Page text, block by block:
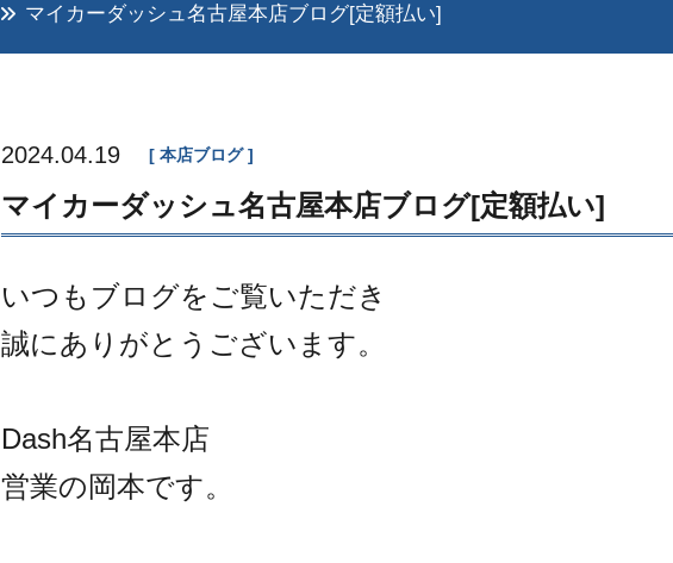
マイカーダッシュ名古屋本店ブログ[定額払い]
2024.04.19 本店ブログ
マイカーダッシュ名古屋本店ブログ[定額払い]
いつもブログをご覧いただき
誠にありがとうございます。
Dash名古屋本店
営業の岡本です。